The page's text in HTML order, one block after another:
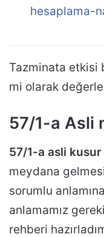
hesaplama-
Tazminata etkisi
mi olarak
57/1-a Asli
57/1-a asli
meydana
sorumlu
anlamamız
rehberi